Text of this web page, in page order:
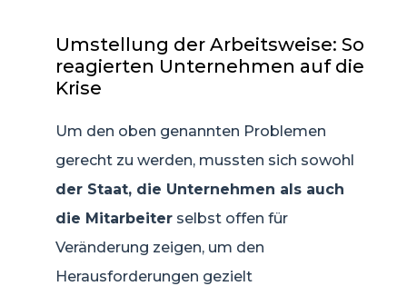
Umstellung der Arbeitsweise: So
reagierten Unternehmen auf die
Krise
Um den oben genannten Problemen
gerecht zu werden, mussten sich sowohl
der Staat, die Unternehmen als auch
die Mitarbeiter selbst offen für
Veränderung zeigen, um den
Herausforderungen gezielt